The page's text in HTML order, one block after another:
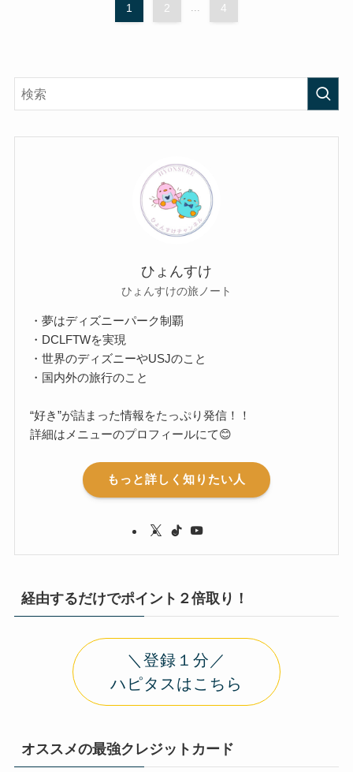
1 2 4
ひょんすけ
ひょんすけの旅ノート
・夢はディズニーパーク制覇
・DCLFTWを実現
・世界のディズニーやUSJのこと
・国内外の旅行のこと
“好き”が詰まった情報をたっぷり発信！！
詳細はメニューのプロフィールにて😊
もっと詳しく知りたい人
経由するだけでポイント２倍取り！
＼登録１分／
ハピタスはこちら
オススメの最強クレジットカード